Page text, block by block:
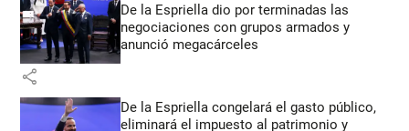
De la Espriella dio por terminadas las
negociaciones con grupos armados y
anunció megacárceles
share
De la Espriella congelará el gasto público,
eliminará el impuesto al patrimonio y